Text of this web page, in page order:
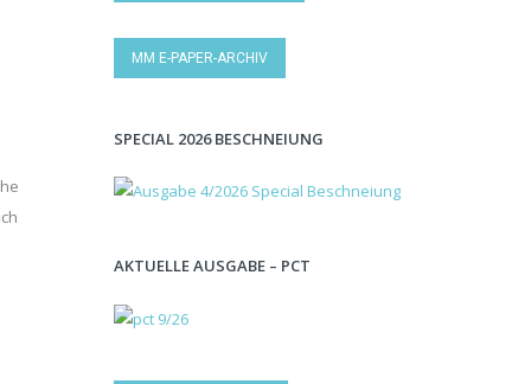
MM E-PAPER-ARCHIV
SPECIAL 2026 BESCHNEIUNG
AKTUELLE AUSGABE – PCT